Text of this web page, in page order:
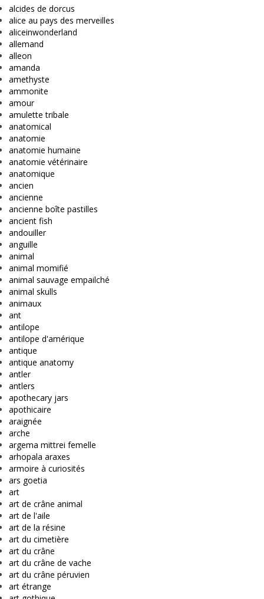
alcides de dorcus
alice au pays des merveilles
aliceinwonderland
allemand
alleon
amanda
amethyste
ammonite
amour
amulette tribale
anatomical
anatomie
anatomie humaine
anatomie vétérinaire
anatomique
ancien
ancienne
ancienne boîte pastilles
ancient fish
andouiller
anguille
animal
animal momifié
animal sauvage empailché
animal skulls
animaux
ant
antilope
antilope d'amérique
antique
antique anatomy
antler
antlers
apothecary jars
apothicaire
araignée
arche
argema mittrei femelle
arhopala araxes
armoire à curiosités
ars goetia
art
art de crâne animal
art de l'aile
art de la résine
art du cimetière
art du crâne
art du crâne de vache
art du crâne péruvien
art étrange